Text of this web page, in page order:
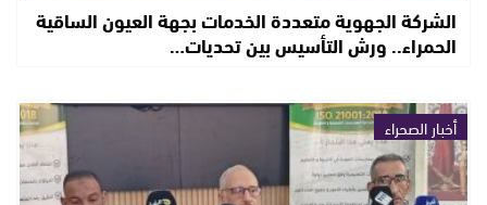
الشركة الجهوية متعددة الخدمات بجهة العيون الساقية
الحمراء.. ورش التأسيس بين تحديات…
أخبار الصحراء